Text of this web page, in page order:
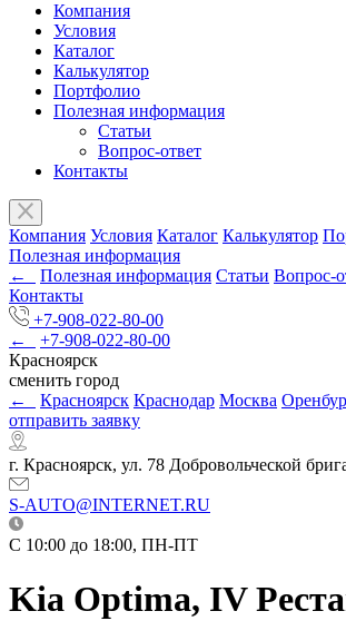
Компания
Условия
Каталог
Калькулятор
Портфолио
Полезная информация
Статьи
Вопрос-ответ
Контакты
Компания Условия Каталог Калькулятор
Полезная информация
←
Полезная информация Статьи Вопрос-
Контакты
+7-908-022-80-00
←
+7-908-022-80-00
Красноярск
сменить город
←
Красноярск Краснодар Москва
отправить заявку
г. Красноярск, ул. 78 Добровольческой
S-AUTO@INTERNET.RU
C 10:00 до 18:00, ПН-ПТ
Kia Optima, IV